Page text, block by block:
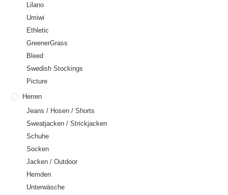
Lilano
Umiwi
Ethletic
GreenerGrass
Bleed
Swedish Stockings
Picture
Herren
Jeans / Hosen / Shorts
Sweatjacken / Strickjacken
Schuhe
Socken
Jacken / Outdoor
Hemden
Unterwäsche